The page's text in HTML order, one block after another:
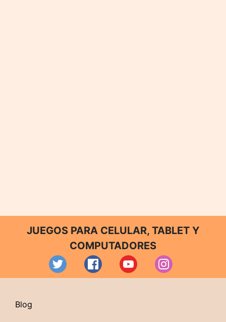
JUEGOS PARA CELULAR, TABLET Y
COMPUTADORES
Blog